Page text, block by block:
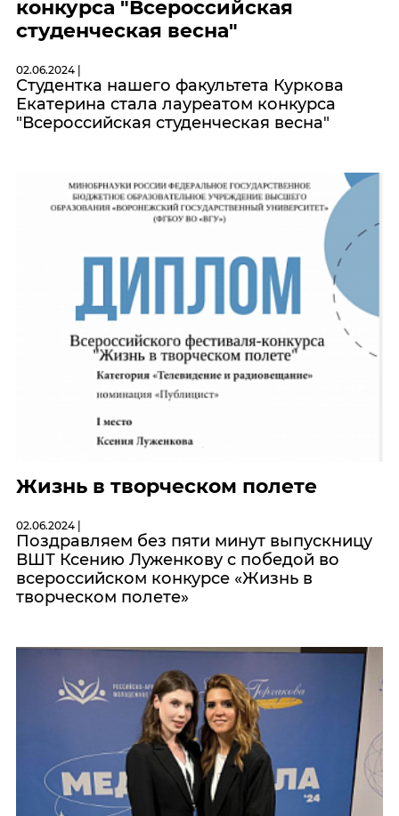
конкурса "Всероссийская
студенческая весна"
02.06.2024 |
Студентка нашего факультета Куркова
Екатерина стала лауреатом конкурса
"Всероссийская студенческая весна"
Жизнь в творческом полете
02.06.2024 |
Поздравляем без пяти минут выпускницу
ВШТ Ксению Луженкову с победой во
всероссийском конкурсе «Жизнь в
творческом полете»